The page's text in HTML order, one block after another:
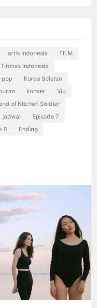
artis Indonesia
FILM
Timnas Indonesia
pop
Korea Selatan
konser
Viu
of Kitchen Soldier
jadwal
Episode 7
8
Ending